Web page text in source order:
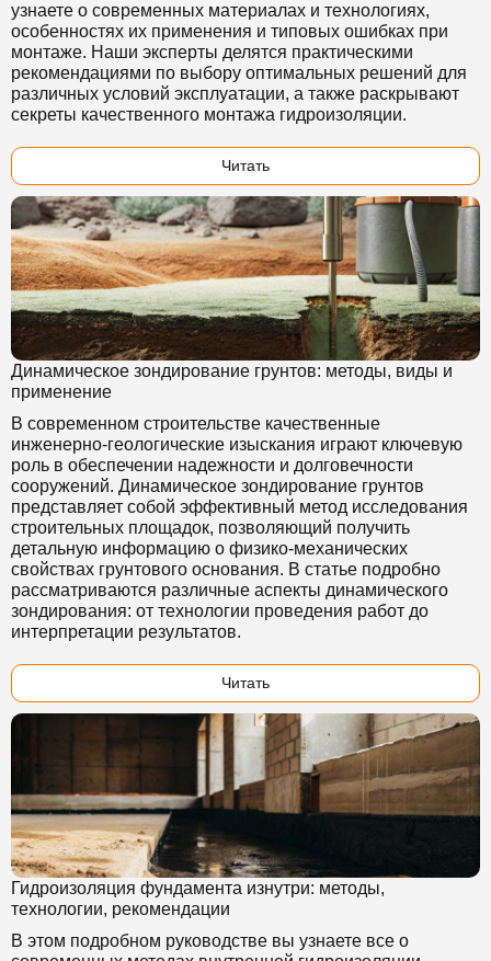
узнаете о современных материалах и технологиях,
особенностях их применения и типовых ошибках при
монтаже. Наши эксперты делятся практическими
рекомендациями по выбору оптимальных решений для
различных условий эксплуатации, а также раскрывают
секреты качественного монтажа гидроизоляции.
Читать
Динамическое зондирование грунтов: методы, виды и
применение
В современном строительстве качественные
инженерно-геологические изыскания играют ключевую
роль в обеспечении надежности и долговечности
сооружений. Динамическое зондирование грунтов
представляет собой эффективный метод исследования
строительных площадок, позволяющий получить
детальную информацию о физико-механических
свойствах грунтового основания. В статье подробно
рассматриваются различные аспекты динамического
зондирования: от технологии проведения работ до
интерпретации результатов.
Читать
Гидроизоляция фундамента изнутри: методы,
технологии, рекомендации
В этом подробном руководстве вы узнаете все о